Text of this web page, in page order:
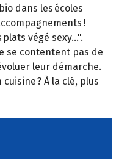
dans les écoles
!
végé sexy…".
se contentent pas de
leur démarche.
? À la clé, plus